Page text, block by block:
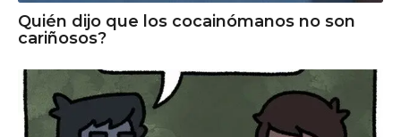
Quién dijo que los cocainómanos no son
cariñosos?